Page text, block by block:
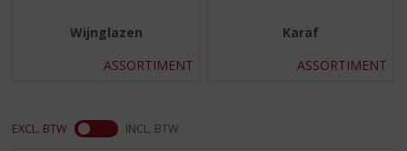
Wijnglazen
ASSORTIMENT
Karaf
ASSORTIMENT
EXCL. BTW INCL. BTW